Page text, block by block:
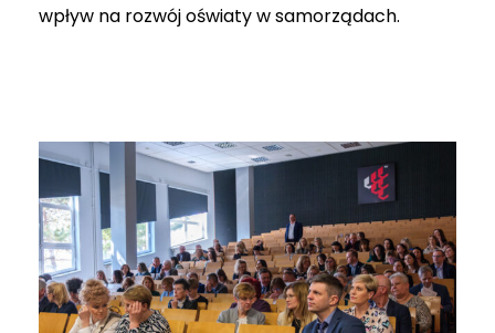
wpływ na rozwój oświaty w samorządach.